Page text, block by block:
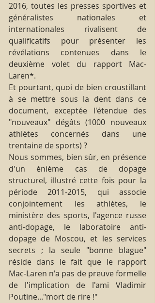
2016, toutes les presses sportives et
généralistes nationales et
internationales rivalisent de
qualificatifs pour présenter les
révélations contenues dans le
deuxième volet du rapport Mac-
Laren*.
Et pourtant, quoi de bien croustillant
à se mettre sous la dent dans ce
document, exceptée l'étendue des
"nouveaux" dégâts (1000 nouveaux
athlètes concernés dans une
trentaine de sports) ?
Nous sommes, bien sûr, en présence
d'un énième cas de dopage
structurel, illustré cette fois pour la
période 2011-2015, qui associe
conjointement les athlètes, le
ministère des sports, l'agence russe
anti-dopage, le laboratoire anti-
dopage de Moscou, et les services
secrets ; la seule "bonne blague"
réside dans le fait que le rapport
Mac-Laren n'a pas de preuve formelle
de l'implication de l'ami Vladimir
Poutine..."mort de rire !"